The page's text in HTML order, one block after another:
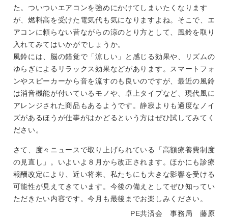
た。ついついエアコンを強めにかけてしまいたくなります
が、燃料高を受けた電気代も気になりますよね。そこで、エ
アコンに頼らない昔ながらの涼のとり方として、風鈴を取り
入れてみてはいかがでしょうか。
風鈴には、脳の錯覚で「涼しい」と感じる効果や、リズムの
ゆらぎによるリラックス効果などがあります。スマートフォ
ンやスピーカーから音を流すのも良いのですが、最近の風鈴
は消音機能が付いているモノや、卓上タイプなど、現代風に
アレンジされた商品もあるようです。静寂よりも適度なノイ
ズがあるほうが仕事がはかどるという方はぜひ試してみてく
ださい。
さて、度々ニュースで取り上げられている「高額療養費制度
の見直し」。いよいよ８月から改正されます。ほかにも診療
報酬改定により、近い将来、私たちにも大きな影響を受ける
可能性が見えてきています。今後の備えとしてぜひ知ってい
ただきたい内容です。今月も最後までお楽しみください。
PE共済会 事務局 藤原